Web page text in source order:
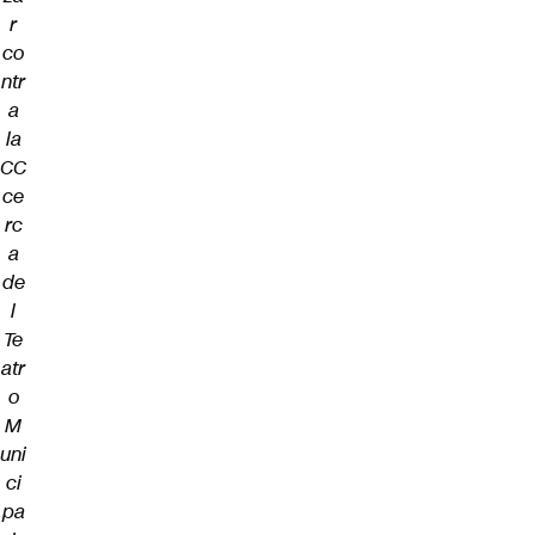
r
co
ntr
a
la
CC
ce
rc
a
de
l
Te
atr
o
M
uni
ci
pa